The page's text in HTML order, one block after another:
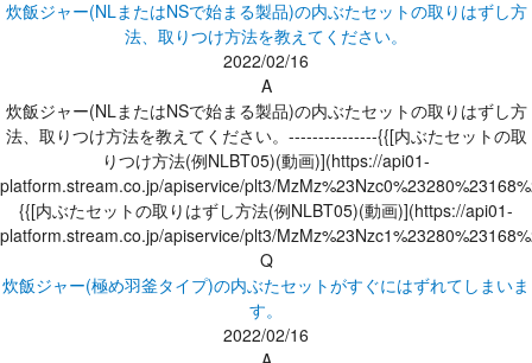
炊飯ジャー(NLまたはNSで始まる製品)の内ぶたセットの取りはずし方
法、取りつけ方法を教えてください。
2022/02/16
A
炊飯ジャー(NLまたはNSで始まる製品)の内ぶたセットの取りはずし方
法、取りつけ方法を教えてください。---------------{{[内ぶたセットの取
りつけ方法(例NLBT05)(動画)](https://api01-
platform.stream.co.jp/apiservice/plt3/
{{[内ぶたセットの取りはずし方法(例NLBT05)(動画)](https://api01-
platform.stream.co.jp/apiservice/plt3/
Q
炊飯ジャー(極め羽釜タイプ)の内ぶたセットがすぐにはずれてしまいま
す。
2022/02/16